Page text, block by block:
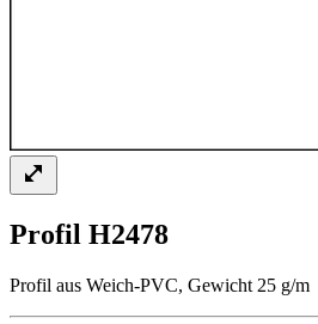
Profil H2478
Profil aus Weich-PVC, Gewicht 25 g/m